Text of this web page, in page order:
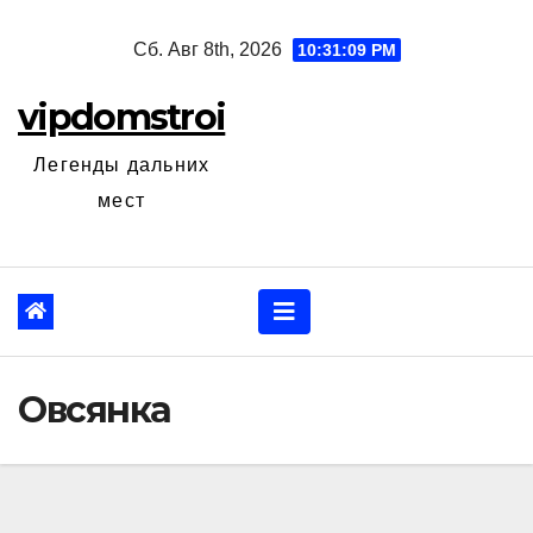
Сб. Авг 8th, 2026 10:31:10 PM
vipdomstroi
Легенды дальних
мест
Овсянка